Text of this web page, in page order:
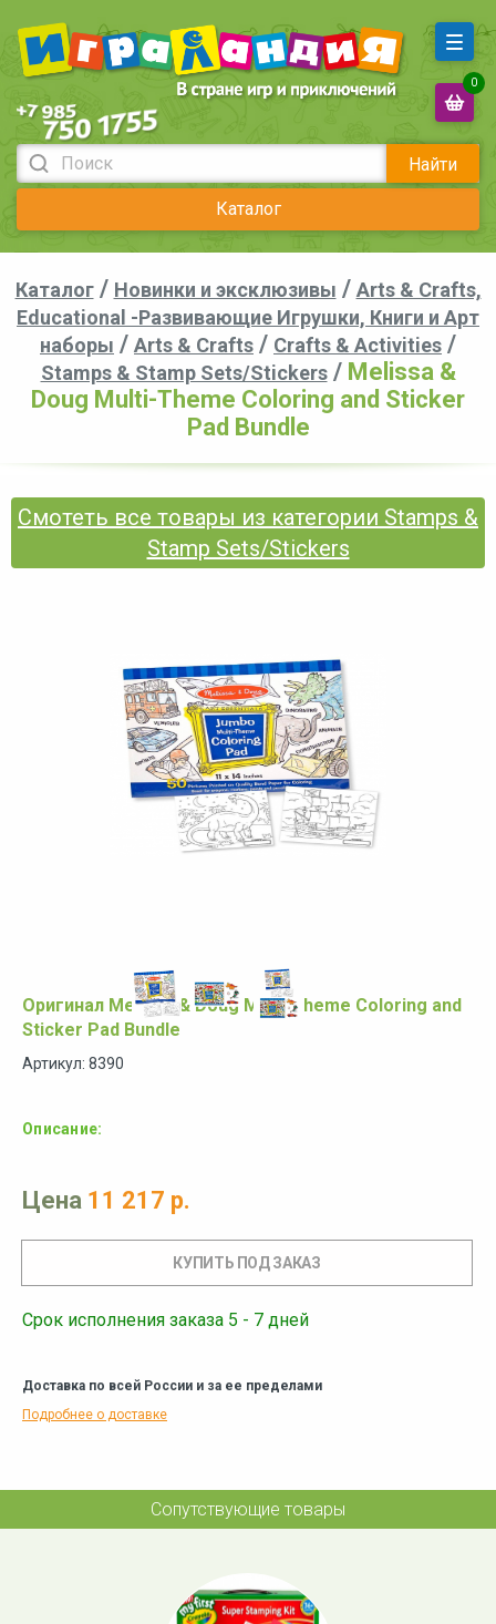
Найти
Каталог
0
Каталог/ Новинки и эксклюзивы / Arts & Crafts,
Educational -Развивающие Игрушки, Книги и Арт
наборы / Arts & Crafts / Crafts & Activities /
Stamps & Stamp Sets/Stickers/ Melissa &
Doug Multi-Theme Coloring and Sticker
Pad Bundle
Смотеть все товары из категории Stamps &
Stamp Sets/Stickers
Оригинал Melissa & Doug Multi-Theme Coloring and
Sticker Pad Bundle
Артикул: 8390
Описание:
Цена 11 217 р.
Срок исполнения заказа 5 - 7 дней
Доставка по всей России и за ее пределами
Подробнее о доставке
Сопутствующие товары